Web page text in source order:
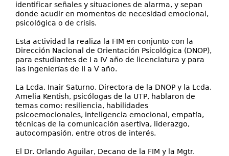
identificar señales y situaciones de alarma, y sepan
donde acudir en momentos de necesidad emocional,
psicológica o de crisis.
Esta actividad la realiza la FIM en conjunto con la
Dirección Nacional de Orientación Psicológica (DNOP),
para estudiantes de I a IV año de licenciatura y para
las ingenierías de II a V año.
La Lcda. Inair Saturno, Directora de la DNOP y la Lcda.
Amelia Kentish, psicólogas de la UTP, hablaron de
temas como: resiliencia, habilidades
psicoemocionales, inteligencia emocional, empatía,
técnicas de la comunicación asertiva, liderazgo,
autocompasión, entre otros de interés.
El Dr. Orlando Aguilar, Decano de la FIM y la Mgtr.